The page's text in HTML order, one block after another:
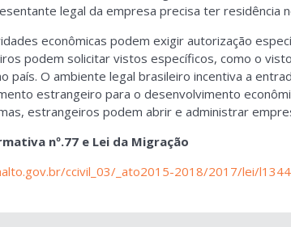
legal da empresa precisa ter residência
econômicas podem exigir autorização
podem solicitar vistos específicos, como o
país. O ambiente legal brasileiro incentiva a
estrangeiro para o desenvolvimento
estrangeiros podem abrir e administrar
nº.77 e Lei da Migração
ccivil_03/_ato2015-2018/2017/lei/